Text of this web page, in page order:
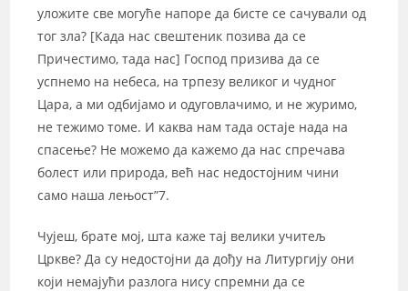
уложите све могуће напоре да бисте се сачували од
тог зла? [Када нас свештеник позива да се
Причестимо, тада нас] Господ призива да се
успнемо на небеса, на трпезу великог и чудног
Цара, а ми одбијамо и одуговлачимо, и не журимо,
не тежимо томе. И каква нам тада остаје нада на
спасење? Не можемо да кажемо да нас спречава
болест или природа, већ нас недостојним чини
само наша лењост”7.
Чујеш, брате мој, шта каже тај велики учитељ
Цркве? Да су недостојни да дођу на Литургију они
који немајући разлога нису спремни да се